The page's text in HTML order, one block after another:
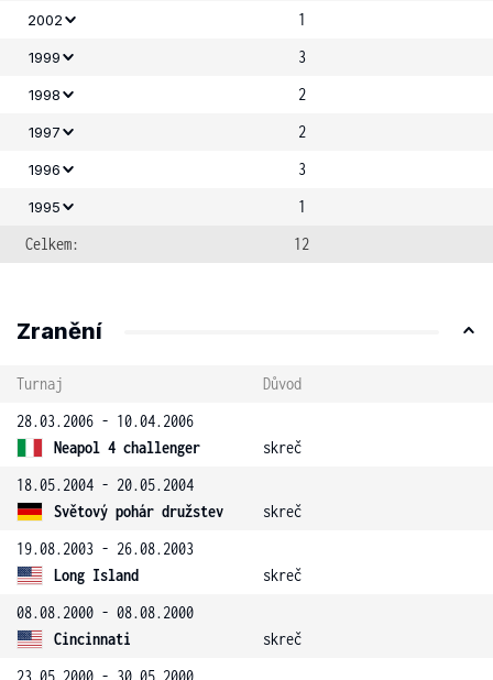
2002 1
1999 3
1998 2
1997 2
1996 3
1995
1
Celkem:
12
Zranění
Turnaj
Důvod
28.03.2006 - 10.04.2006
Neapol 4 challenger
skreč
18.05.2004 - 20.05.2004
Světový pohár družstev
skreč
19.08.2003 - 26.08.2003
Long Island
skreč
08.08.2000 - 08.08.2000
Cincinnati
skreč
23.05.2000 - 30.05.2000